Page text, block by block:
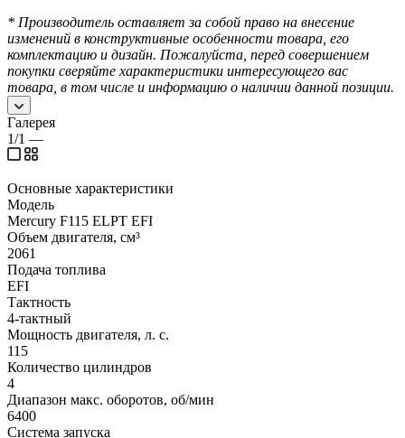
* Производитель оставляет за собой право на внесение
изменений в конструктивные особенности товара, его
комплектацию и дизайн. Пожалуйста, перед совершением
покупки сверяйте характеристики интересующего вас
товара, в том числе и информацию о наличии данной позиции.
Галерея
1/1 —
Основные характеристики
Модель
Mercury F115 ELPT EFI
Объем двигателя, см³
2061
Подача топлива
EFI
Тактность
4-тактный
Мощность двигателя, л. с.
115
Количество цилиндров
4
Диапазон макс. оборотов, об/мин
6400
Система запуска